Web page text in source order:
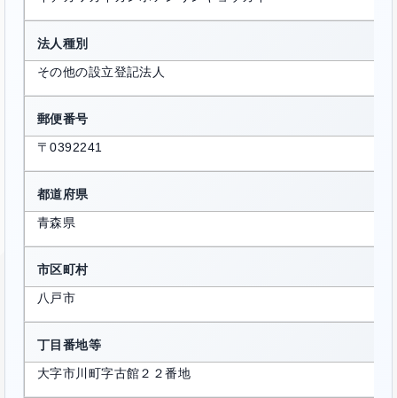
法人種別
その他の設立登記法人
郵便番号
〒0392241
都道府県
青森県
市区町村
八戸市
丁目番地等
大字市川町字古館２２番地